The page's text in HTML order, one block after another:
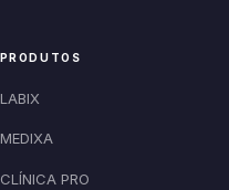
PRODUTOS
LABIX
MEDIXA
CLÍNICA PRO